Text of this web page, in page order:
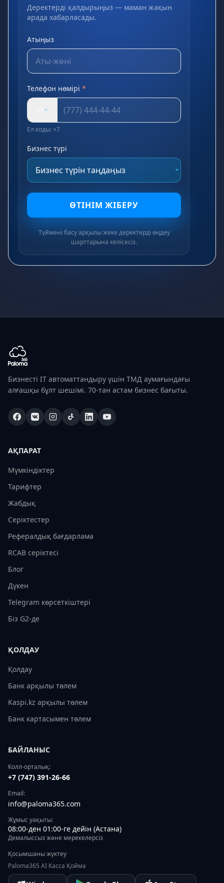
Деректерді қалдырыңыз — маман жақын
арада хабарласады.
Атыңыз
Телефон нөмірі *
Ел коды: +7
Бизнес түрі
ӨТІНІМ ЖІБЕРУ
Түймені басу арқылы жеке деректерді өңдеу
шарттарына келісесіз.
Бизнесті IT автоматтандыру үшін ТМД аумағындағы
алғашқы бұлт шешімі. 70-тан астам бизнес бағыты.
АҚПАРАТ
Мүмкіндіктер
Тарифтер
Жабдық
Серіктестер
Рефералдық бағдарлама
RCAB серіктесі
Блог
Дүкен
Telegram көрсеткіштері
Біз G2-де
ҚОЛДАУ
Қолдау
Банк арқылы төлем
Kaspi.kz арқылы төлем
Банк картасымен төлем
БАЙЛАНЫС
Колл-орталық:
+7 (747) 391-26-66
Email:
info@paloma365.com
Жұмыс уақыты:
08:00-ден 01:00-ге дейін (Астана)
Демалыссыз және мерекелерсіз
Қосымшаны жүктеу
Paloma365 AI Касса Қойма